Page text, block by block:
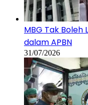
MBG Tak Boleh
dalam APBN
31/07/2026